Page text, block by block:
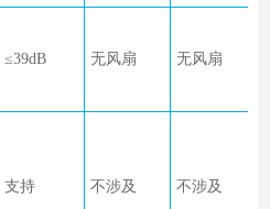
≤39dB 无风扇 无风扇
支持 不涉及 不涉及